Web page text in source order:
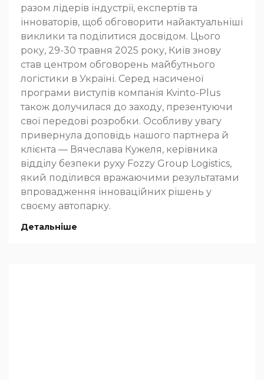
разом лідерів індустрії, експертів та
інноваторів, щоб обговорити найактуальніші
виклики та поділитися досвідом. Цього
року, 29-30 травня 2025 року, Київ знову
став центром обговорень майбутнього
логістики в Україні. Серед насиченої
програми виступів компанія Kvinto-Plus
також долучилася до заходу, презентуючи
свої передові розробки. Особливу увагу
привернула доповідь нашого партнера й
клієнта — Вячеслава Кужеля, керівника
відділу безпеки руху Fozzy Group Logistics,
який поділився вражаючими результатами
впровадження інноваційних рішень у
своєму автопарку.
Детальніше